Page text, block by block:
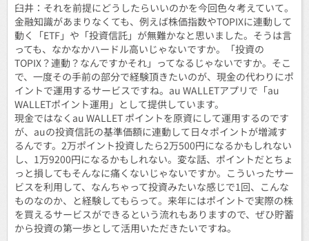
臼井：それを前提にどうしたらいいのかを今回色々考えていて。
金融知識があまりなくても、例えば株価指数やTOPIXに連動して
動く「ETF」や「投資信託」が無難かなと思いました。そうは言
っても、なかなかハードル高いじゃないですか。「投資の
TOPIX？連動？なんですかそれ」ってなるじゃないですか。そこ
で、一度その手前の部分で経験頂きたいのが、現金の代わりにポ
イントで運用するサービスですね。au WALLETアプリで「au
WALLETポイント運用」として提供しています。
現金ではなくau WALLET ポイントを原資にして運用するのです
が、auの投資信託の基準価額に連動して日々ポイントが増減す
るんです。2万ポイント投資したら2万500円になるかもしれない
し、1万9200円になるかもしれない。変な話、ポイントだとちょ
っと損してもそんなに痛くないじゃないですか。こういったサー
ビスを利用して、なんちゃって投資みたいな感じで1回、こんな
ものなのか、と経験してもらって。来年にはポイントで実際の株
を買えるサービスができるという流れもありますので、ぜひ貯蓄
から投資の第一歩として活用いただきたいですね。